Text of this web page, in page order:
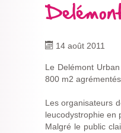
14 août 2011
Le Delémont
800 m2
Les organisateurs
leucodystrophie en
Malgré le public